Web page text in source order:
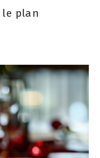
le plan